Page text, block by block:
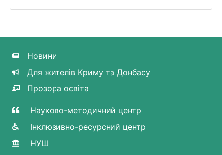
Новини
Для жителів Криму та Донбасу
Прозора освіта
Науково-методичний центр
Інклюзивно-ресурсний центр
НУШ